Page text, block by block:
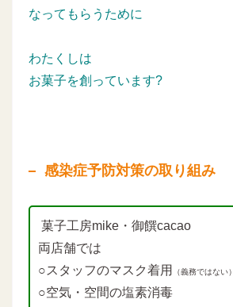
なってもらうために
わたくしは
お菓子を創っています?
感染症予防対策の取り組み
菓子工房mike・御饌cacao
両店舗では
○スタッフのマスク着用
（義務ではない）
○空気・空間の塩素消毒